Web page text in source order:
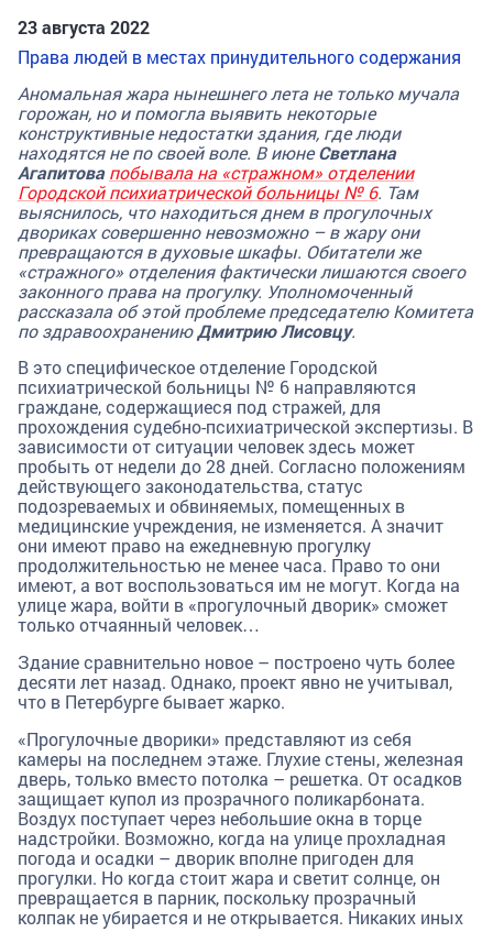
23 августа 2022
Права людей в местах принудительного содержания
Аномальная жара нынешнего лета не только мучала
горожан, но и помогла выявить некоторые
конструктивные недостатки здания, где люди
находятся не по своей воле. В июнеСветлана
Агапитова побывала на «стражном» отделении
Городской психиатрической больницы № 6. Там
выяснилось, что находиться днем в прогулочных
двориках совершенно невозможно – в жару они
превращаются в духовые шкафы. Обитатели же
«стражного» отделения фактически лишаются своего
законного права на прогулку. Уполномоченный
рассказала об этой проблеме председателю Комитета
по здравоохранениюДмитрию Лисовцу.
В это специфическое отделение Городской
психиатрической больницы № 6 направляются
граждане, содержащиеся под стражей, для
прохождения судебно-психиатрической экспертизы. В
зависимости от ситуации человек здесь может
пробыть от недели до 28 дней. Согласно положениям
действующего законодательства, статус
подозреваемых и обвиняемых, помещенных в
медицинские учреждения, не изменяется. А значит
они имеют право на ежедневную прогулку
продолжительностью не менее часа. Право то они
имеют, а вот воспользоваться им не могут. Когда на
улице жара, войти в «прогулочный дворик» сможет
только отчаянный человек…
Здание сравнительно новое – построено чуть более
десяти лет назад. Однако, проект явно не учитывал,
что в Петербурге бывает жарко.
«Прогулочные дворики» представляют из себя
камеры на последнем этаже. Глухие стены, железная
дверь, только вместо потолка – решетка. От осадков
защищает купол из прозрачного поликарбоната.
Воздух поступает через небольшие окна в торце
надстройки. Возможно, когда на улице прохладная
погода и осадки – дворик вполне пригоден для
прогулки. Но когда стоит жара и светит солнце, он
превращается в парник, поскольку прозрачный
колпак не убирается и не открывается. Никаких иных